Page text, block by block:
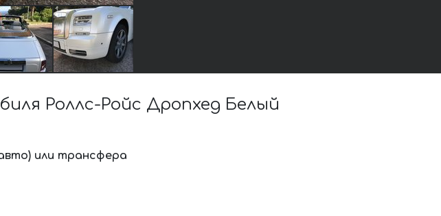
Роллс-Ройс Дропхед Белый
или трансфера